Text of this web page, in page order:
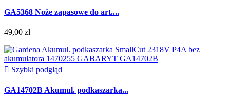
GA5368 Noże zapasowe do art....
49,00 zł
 Szybki podgląd
GA14702B Akumul. podkaszarka...